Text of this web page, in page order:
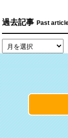
過去記事 Past